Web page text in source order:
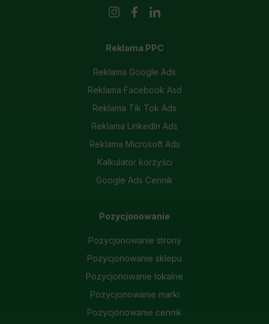
Reklama PPC
Reklama Google Ads
Reklama Facebook Asd
Reklama Tik Tok Ads
Reklama LinkedIn Ads
Reklama Microsoft Ads
Kalkulator korzyści
Google Ads Cennik
Pozycjonowanie
Pozycjonowanie strony
Pozycjonowanie sklepu
Pozycjonowanie lokalne
Pozycjonowanie marki
Pozycjonowanie cennik